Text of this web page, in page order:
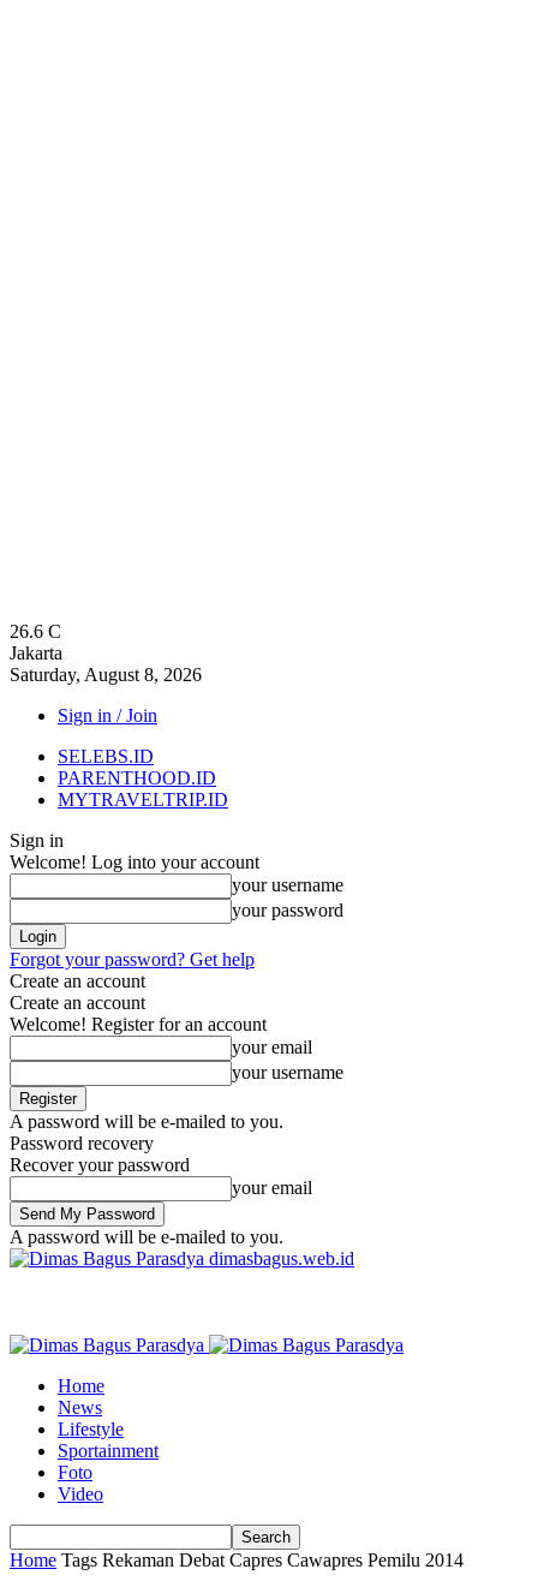
26.6 C
Jakarta
Saturday, August 8, 2026
Sign in / Join
SELEBS.ID
PARENTHOOD.ID
MYTRAVELTRIP.ID
Sign in
Welcome! Log into your account
your username
your password
Forgot your password? Get help
Create an account
Create an account
Welcome! Register for an account
your email
your username
A password will be e-mailed to you.
Password recovery
Recover your password
your email
A password will be e-mailed to you.
dimasbagus.web.id
Home
News
Lifestyle
Sportainment
Foto
Video
Home Tags Rekaman Debat Capres Cawapres Pemilu 2014